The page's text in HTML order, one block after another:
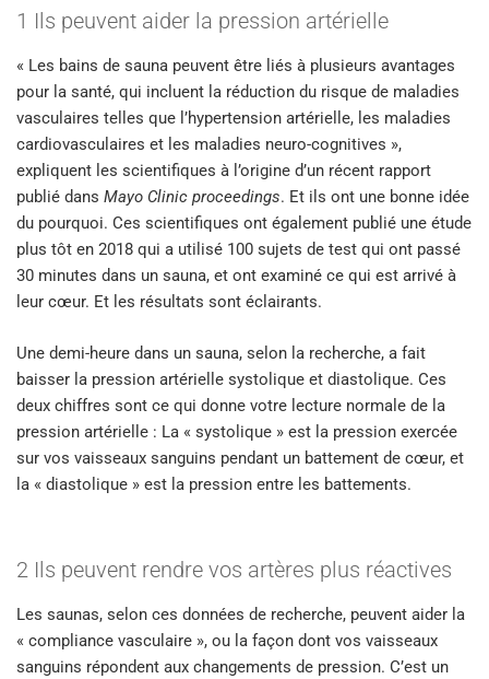
1 Ils peuvent aider la pression artérielle
« Les bains de sauna peuvent être liés à plusieurs avantages
pour la santé, qui incluent la réduction du risque de maladies
vasculaires telles que l’hypertension artérielle, les maladies
cardiovasculaires et les maladies neuro-cognitives »,
expliquent les scientifiques à l’origine d’un récent rapport
publié dans Mayo Clinic proceedings. Et ils ont une bonne idée
du pourquoi. Ces scientifiques ont également publié une étude
plus tôt en 2018 qui a utilisé 100 sujets de test qui ont passé
30 minutes dans un sauna, et ont examiné ce qui est arrivé à
leur cœur. Et les résultats sont éclairants.
Une demi-heure dans un sauna, selon la recherche, a fait
baisser la pression artérielle systolique et diastolique. Ces
deux chiffres sont ce qui donne votre lecture normale de la
pression artérielle : La « systolique » est la pression exercée
sur vos vaisseaux sanguins pendant un battement de cœur, et
la « diastolique » est la pression entre les battements.
2 Ils peuvent rendre vos artères plus réactives
Les saunas, selon ces données de recherche, peuvent aider la
« compliance vasculaire », ou la façon dont vos vaisseaux
sanguins répondent aux changements de pression. C’est un